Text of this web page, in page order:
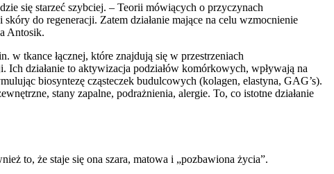
się starzeć szybciej. – Teorii mówiących o przyczynach
do regeneracji. Zatem działanie mające na celu wzmocnienie
Antosik.
w tkance łącznej, które znajdują się w przestrzeniach
działanie to aktywizacja podziałów komórkowych, wpływają na
biosyntezę cząsteczek budulcowych (kolagen, elastyna, GAG’s).
stany zapalne, podrażnienia, alergie. To, co istotne działanie
to, że staje się ona szara, matowa i „pozbawiona życia”.